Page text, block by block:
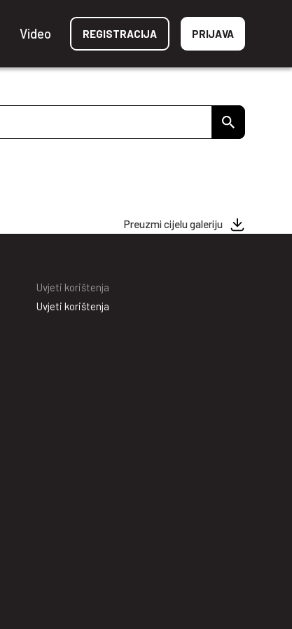
Video REGISTRACIJA PRIJAVA
Preuzmi cijelu galeriju
Uvjeti korištenja
Uvjeti korištenja